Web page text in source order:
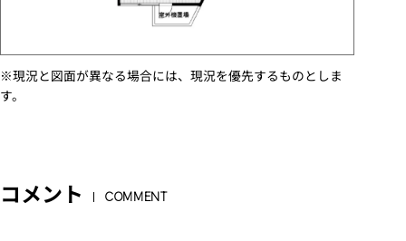
※現況と図面が異なる場合には、現況を優先するものとしま
す。
コメント COMMENT